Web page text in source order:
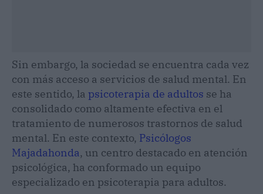
Sin embargo, la sociedad se encuentra cada vez
con más acceso a servicios de salud mental. En
este sentido, la psicoterapia de adultos se ha
consolidado como altamente efectiva en el
tratamiento de numerosos trastornos de salud
mental. En este contexto, Psicólogos
Majadahonda, un centro destacado en atención
psicológica, ha conformado un equipo
especializado en psicoterapia para adultos.